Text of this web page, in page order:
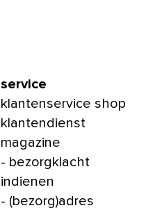
service
klantenservice shop
klantendienst
magazine
- bezorgklacht
indienen
- (bezorg)adres